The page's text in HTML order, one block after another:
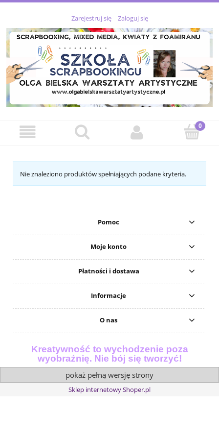
Zarejestruj się Zaloguj się
Nie znaleziono produktów spełniających podane kryteria.
Pomoc
Moje konto
Płatności i dostawa
Informacje
O nas
Kreatywność to wychodzenie poza
wyobraźnię. Nie bój się tworzyć!
pokaż pełną wersję strony
Sklep internetowy Shoper.pl